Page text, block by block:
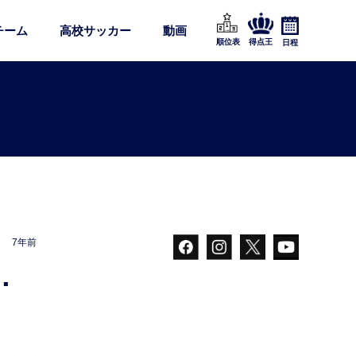
ーム 高校サッカー 動画
順位表 得点王 日程
7年前